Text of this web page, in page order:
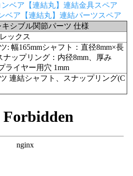
シブル関節パーツ 仕様
ックス
: 幅165mmシャフト：直径8mm×長
ナップリング：内径8mm、厚み
ライヤー用穴 1mm
連結シャフト、スナップリング(C